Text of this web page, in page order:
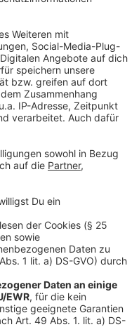
aus
der Weltkarte
zum
Die
Altenheim St.
Emshof,
Gartenstraße,
Albachten, KiTa
Martin-Luther-